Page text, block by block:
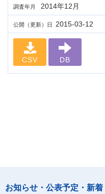
調査年月 2014年12月
公開（更新）日 2015-03-12
CSV DB
お知らせ・公表予定・新着